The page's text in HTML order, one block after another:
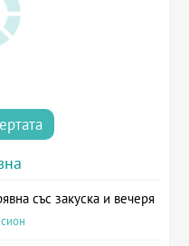
със закуска и вечеря